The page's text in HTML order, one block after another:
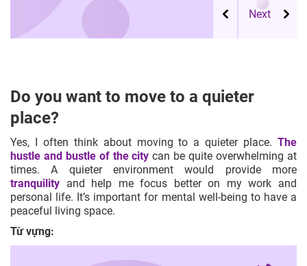
Do you want to move to a quieter
place?
Yes, I often think about moving to a quieter place. The
hustle and bustle of the city can be quite overwhelming at
times. A quieter environment would provide more
tranquility and help me focus better on my work and
personal life. It’s important for mental well-being to have a
peaceful living space.
Từ vựng: